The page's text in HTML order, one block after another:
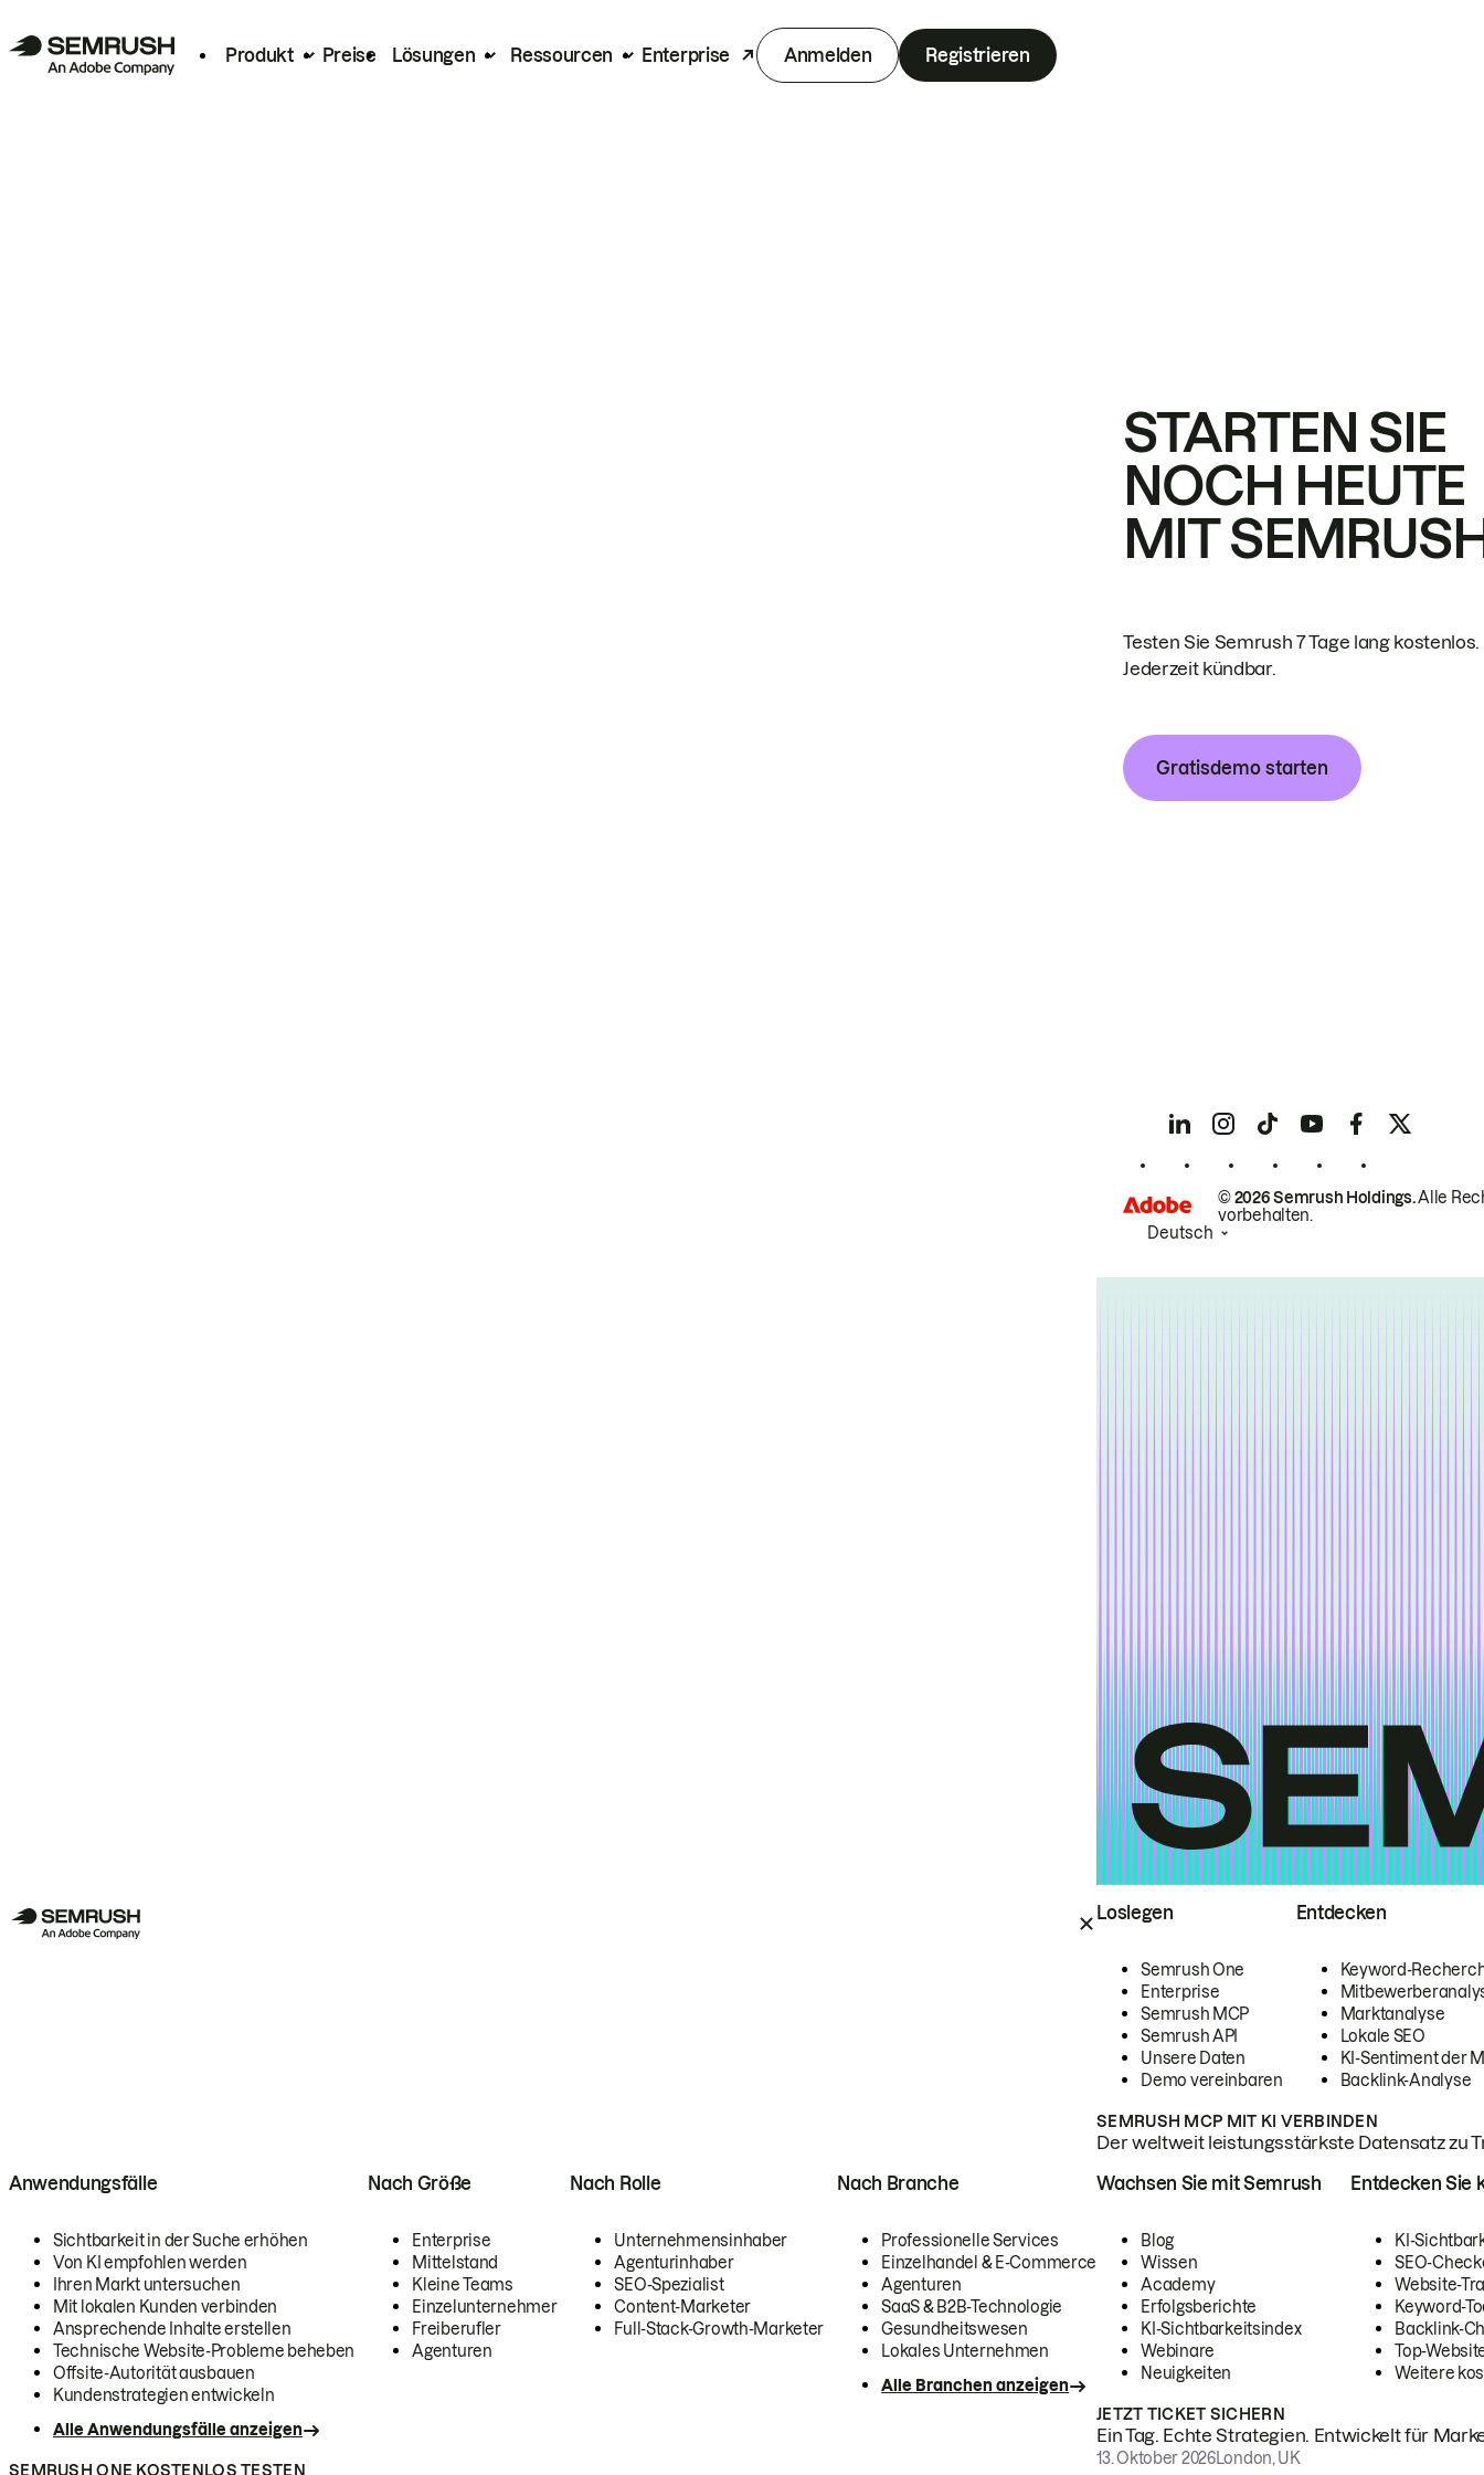
Produkt Preise Lösungen Ressourcen Enterprise Anmelden Registrieren
Loslegen
Semrush One
Enterprise
Semrush MCP
Semrush API
Unsere Daten
Demo vereinbaren
Entdecken
Keyword-
Marktanalyse
Lokale SEO
KI-Sentiment der
Backlink-Analyse
SEMRUSH MCP MIT KI VERBINDEN
Der weltweit leistungsstärkste Datensatz zu
Anwendungsfälle
Sichtbarkeit in der Suche erhöhen
Von KI empfohlen werden
Ihren Markt untersuchen
Mit lokalen Kunden verbinden
Ansprechende Inhalte erstellen
Technische Website-Probleme beheben
Offsite-Autorität ausbauen
Kundenstrategien entwickeln
Alle Anwendungsfälle anzeigen
Nach Größe
Enterprise
Mittelstand
Kleine Teams
Einzelunternehmer
Freiberufler
Agenturen
Nach Rolle
Unternehmensinhaber
Agenturinhaber
SEO-Spezialist
Content-Marketer
Full-Stack-Growth-Marketer
Nach Branche
Professionelle Services
Einzelhandel & E-Commerce
Agenturen
SaaS & B2B-Technologie
Gesundheitswesen
Lokales Unternehmen
Alle Branchen anzeigen
SEMRUSH ONE KOSTENLOS TESTEN
Wachsen Sie mit Semrush
Blog
Wissen
Academy
Erfolgsberichte
KI-Sichtbarkeitsindex
Webinare
Neuigkeiten
Entdecken Sie
KI-
SEO-
Website-
Keyword-
Backlink-
Top-
Weitere
JETZT TICKET SICHERN
Ein Tag. Echte Strategien. Entwickelt für
13. Oktober 2026London, UK
STARTEN SIE
NOCH HEUTE
MIT
Testen Sie Semrush 7 Tage lang kostenlos.
Jederzeit kündbar.
Gratisdemo starten
© 2026 Semrush Holdings.Alle
vorbehalten.
Deutsch